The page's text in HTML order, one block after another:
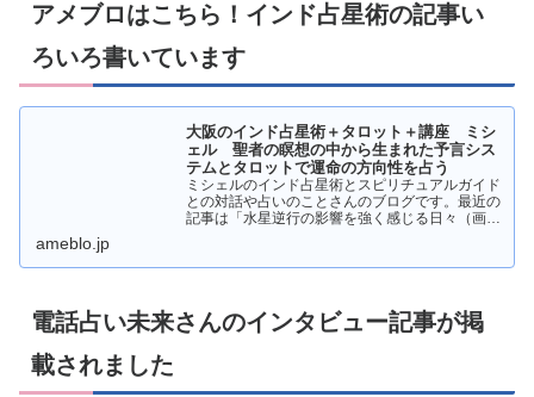
アメブロはこちら！インド占星術の記事い
ろいろ書いています
大阪のインド占星術＋タロット＋講座 ミシ
ェル 聖者の瞑想の中から生まれた予言シス
テムとタロットで運命の方向性を占う
ミシェルのインド占星術とスピリチュアルガイド
との対話や占いのことさんのブログです。最近の
記事は「水星逆行の影響を強く感じる日々（画像
ameblo.jp
電話占い未来さんのインタビュー記事が掲
載されました